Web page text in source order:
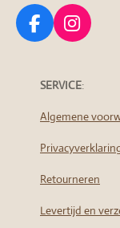
F
a
e
o
k
I
n
t
g
a
SERVICE:
Algemene
Retourneren
Levertijd en